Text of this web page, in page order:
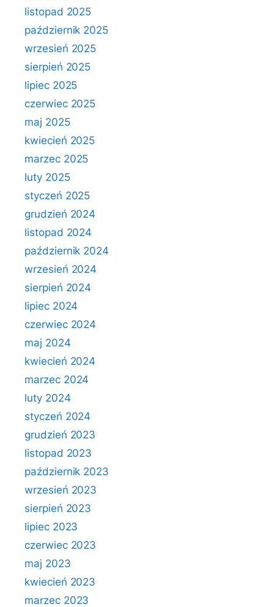
listopad 2025
październik 2025
wrzesień 2025
sierpień 2025
lipiec 2025
czerwiec 2025
maj 2025
kwiecień 2025
marzec 2025
luty 2025
styczeń 2025
grudzień 2024
listopad 2024
październik 2024
wrzesień 2024
sierpień 2024
lipiec 2024
czerwiec 2024
maj 2024
kwiecień 2024
marzec 2024
luty 2024
styczeń 2024
grudzień 2023
listopad 2023
październik 2023
wrzesień 2023
sierpień 2023
lipiec 2023
czerwiec 2023
maj 2023
kwiecień 2023
marzec 2023